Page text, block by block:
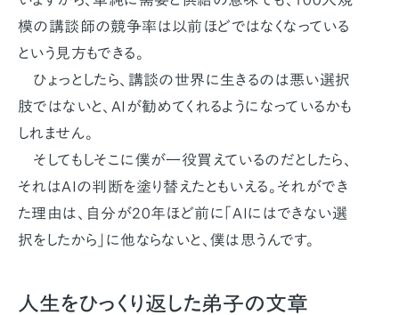
模の講談師の競争率は以前ほどではなくなっている
という見方もできる。
ひょっとしたら、講談の世界に生きるのは悪い選択
肢ではないと、AIが勧めてくれるようになっているかも
しれません。
そしてもしそこに僕が一役買えているのだとしたら、
それはAIの判断を塗り替えたともいえる。それができ
た理由は、自分が20年ほど前に「AIにはできない選
択をしたから」に他ならないと、僕は思うんです。
人生をひっくり返した弟子の文章